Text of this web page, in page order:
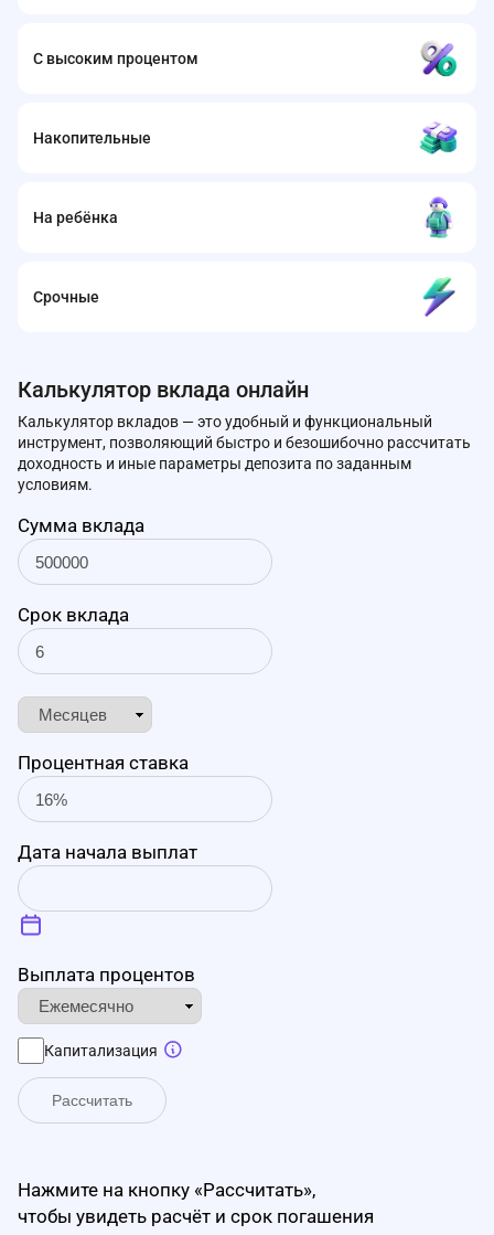
С высоким процентом
Накопительные
На ребёнка
Срочные
Калькулятор вклада онлайн
Калькулятор вкладов — это удобный и функциональный
инструмент, позволяющий быстро и безошибочно рассчитать
доходность и иные параметры депозита по заданным
условиям.
Сумма вклада
Срок вклада
Процентная ставка
Дата начала выплат
Выплата процентов
Капитализация
Рассчитать
Нажмите на кнопку «Рассчитать»,
чтобы увидеть расчёт и срок погашения